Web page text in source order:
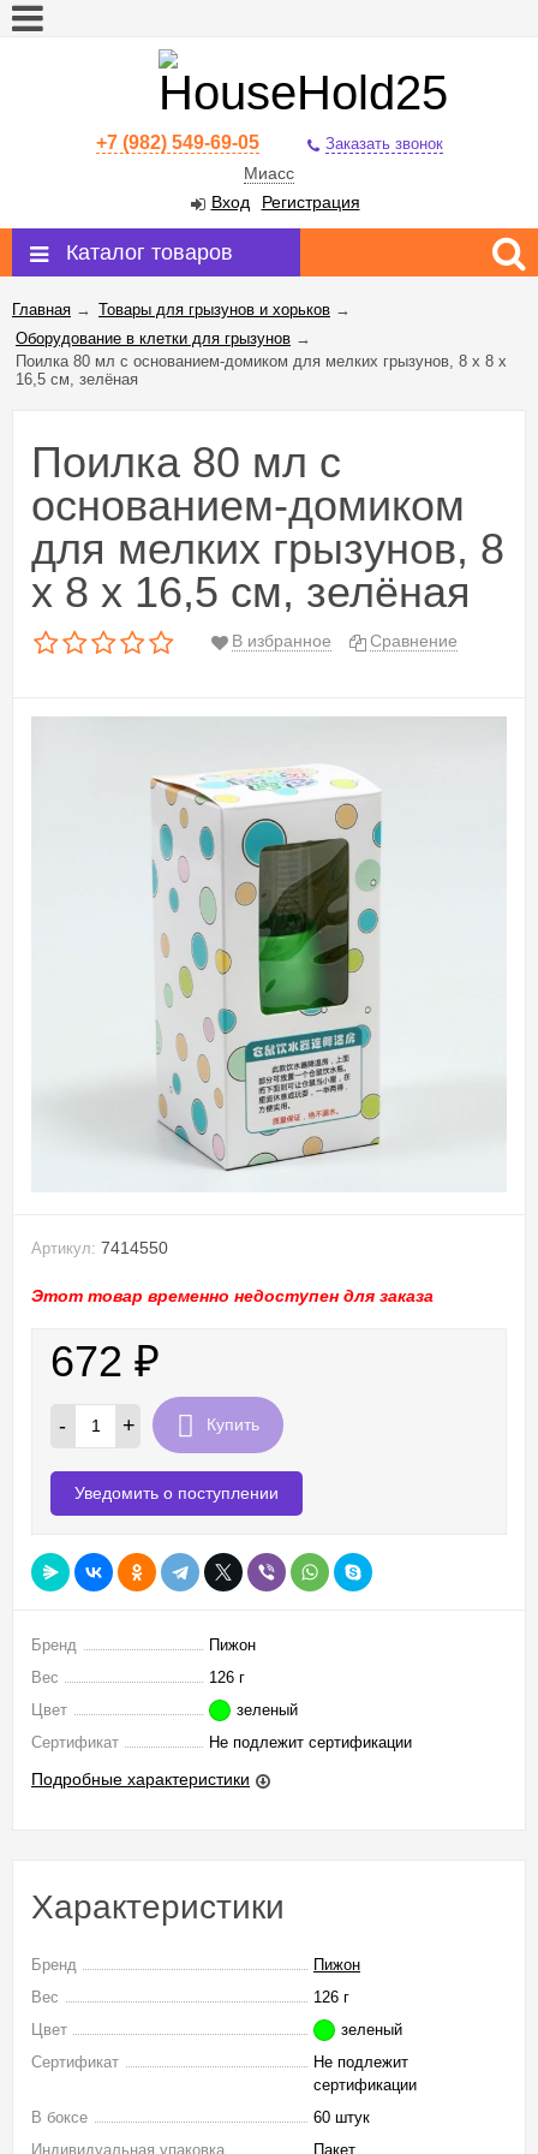
+7 (982) 549-69-05 Заказать звонок
Миасс
Вход
Регистрация
Каталог товаров
Главная → Товары для грызунов и хорьков →
Оборудование в клетки для грызунов →
Поилка 80 мл с основанием-домиком для мелких грызунов, 8 х 8 х
16,5 см, зелёная
Поилка 80 мл с
основанием-домиком
для мелких грызунов, 8
х 8 х 16,5 см, зелёная
В избранное Сравнение
Артикул: 7414550
Этот товар временно недоступен для заказа
672 ₽
- + Купить
Уведомить о поступлении
Бренд
Пижон
Вес
126 г
Цвет
зеленый
Сертификат
Не подлежит сертификации
Подробные характеристики
Характеристики
Бренд
Пижон
Вес
126 г
Цвет
зеленый
Сертификат
Не подлежит
сертификации
В боксе
60 штук
Индивидуальная упаковка
Пакет